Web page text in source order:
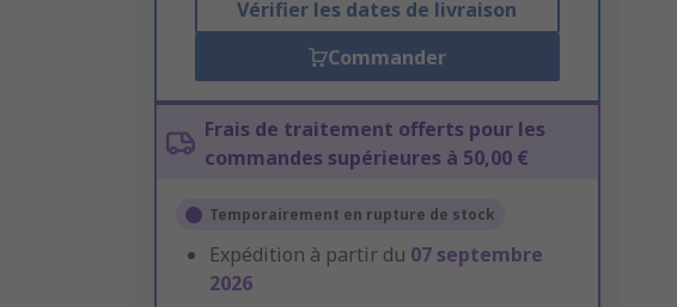
Vérifier les dates de livraison
Commander
Frais de traitement offerts pour les
commandes supérieures à 50,00 €
Temporairement en rupture de stock
Expédition à partir du 07 septembre
2026